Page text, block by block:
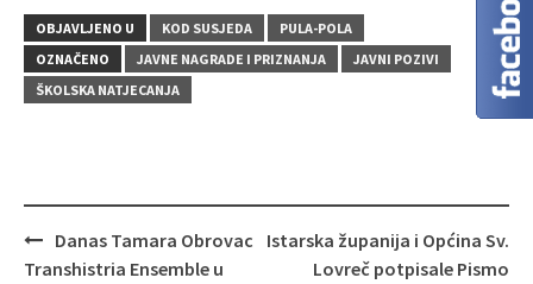
OBJAVLJENO U KOD SUSJEDA
PULA-POLA
OZNAČENO
JAVNE NAGRADE I PRIZNANJA
JAVNI POZIVI
ŠKOLSKA NATJECANJA
Navigacija
objava
Danas Tamara Obrovac
Transhistria Ensemble u
Istarska županija i Općina Sv.
Lovreč potpisale Pismo